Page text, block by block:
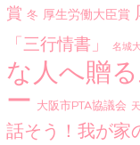
賞 冬 厚生労働大臣賞
「三行情書」
名城
な人へ贈
ー 大阪市PTA協議会
話そう！我が家